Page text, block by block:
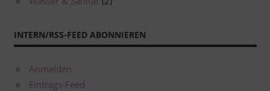
INTERN/RSS-FEED ABONNIEREN
Anmelden
Eintrags-Feed